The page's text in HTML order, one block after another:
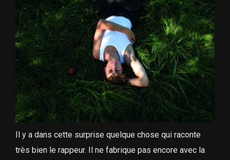
Il y a dans cette surprise quelque chose qui raconte
très bien le rappeur. Il ne fabrique pas encore avec la